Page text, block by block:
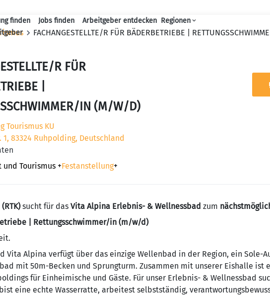
Haupt-Navigation
finden Jobs finden Arbeitgeber entdecken Regionen
FACHANGESTELLTE/R FÜR BÄDERBETRIEBE |
R FÜR
|
IN (M/W/D)
Tourismus KU
1, 83324 Ruhpolding, Deutschland
:
und Tourismus +Festanstellung+
sucht für das Vita Alpina Erlebnis- & Wellnessbad zum
| Rettungsschwimmer/in (m/w/d)
Vita Alpina verfügt über das einzige Wellenbad in der Region, ein Sole-
mit 50m-Becken und Sprungturm. Zusammen mit unserer Eishalle ist
für Einheimische und Gäste. Für unser Erlebnis- & Wellnessbad
eine echte Wasserratte, arbeitest selbstständig,